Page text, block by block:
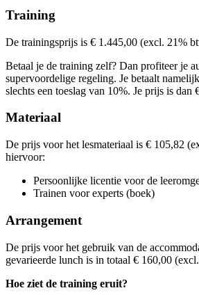
Kies deze startdatum
Lesdagen
woe30-09-20269:30 - 16:30
woe14-10-20269:30 - 16:30
Bekijk prijsopbouw
din19-01-20279:30 - 16:30
din02-02-20279:30 - 16:30
€ 1.710,82
Kies deze startdatum
Lesdagen
don27-05-20279:30 - 16:30
Training
De trainingsprijs is € 1.445,00 (excl. 21%
Betaal je de training zelf? Dan profiteer je
supervoordelige regeling. Je betaalt
slechts een toeslag van 10%. Je prijs is dan
Materiaal
De prijs voor het lesmateriaal is € 105,82
hiervoor:
Persoonlijke licentie voor de
Trainen voor experts (boek)
Arrangement
De prijs voor het gebruik van de
gevarieerde lunch is in totaal € 160,00
Hoe ziet de training eruit?